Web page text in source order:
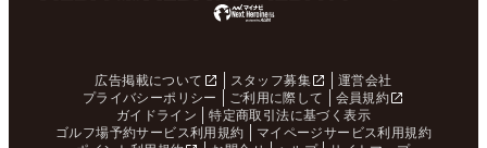
広告掲載について スタッフ募集
運営会社
プライバシーポリシー
ご利用に際して
会員規約
ガイドライン
特定商取引法に基づく表示
ゴルフ場予約サービス利用規約
マイページサービス利用規約